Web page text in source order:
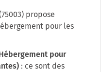
propose
pour les
pour
: ce sont des